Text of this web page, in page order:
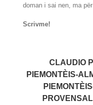
doman i sai nen, ma
Scrivme!
CLAUDIO
PIEMONTÈIS-